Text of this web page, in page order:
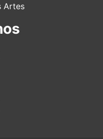
Artes